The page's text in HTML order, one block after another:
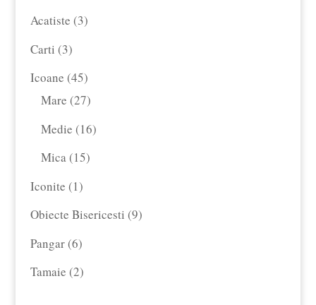
Acatiste 33
Carti 33
produse
Icoane 4545
de
produse
Mare 2727
de
Medie 1616
Mica 1515
Iconite 11
produs
Obiecte Bisericesti 99
Pangar 66
produse
Tamaie 22